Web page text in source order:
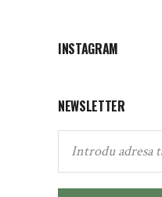
INSTAGRAM
NEWSLETTER